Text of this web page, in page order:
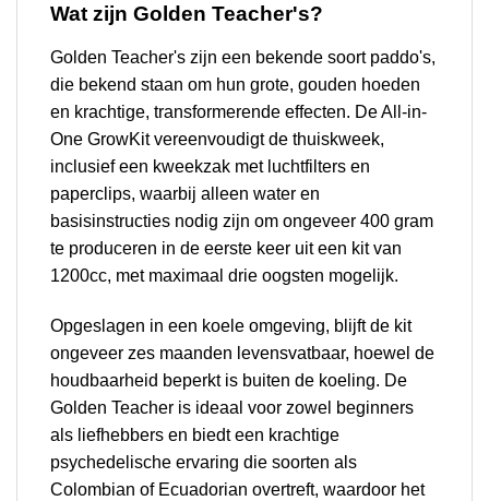
Wat zijn Golden Teacher's?
Golden Teacher's zijn een bekende soort paddo's,
die bekend staan om hun grote, gouden hoeden
en krachtige, transformerende effecten. De All-in-
One GrowKit vereenvoudigt de thuiskweek,
inclusief een kweekzak met luchtfilters en
paperclips, waarbij alleen water en
basisinstructies nodig zijn om ongeveer 400 gram
te produceren in de eerste keer uit een kit van
1200cc, met maximaal drie oogsten mogelijk.
Opgeslagen in een koele omgeving, blijft de kit
ongeveer zes maanden levensvatbaar, hoewel de
houdbaarheid beperkt is buiten de koeling. De
Golden Teacher is ideaal voor zowel beginners
als liefhebbers en biedt een krachtige
psychedelische ervaring die soorten als
Colombian of Ecuadorian overtreft, waardoor het